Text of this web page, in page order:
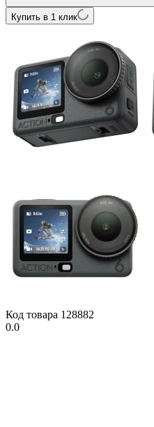
Купить в 1 клик
Код товара 128882
0.0